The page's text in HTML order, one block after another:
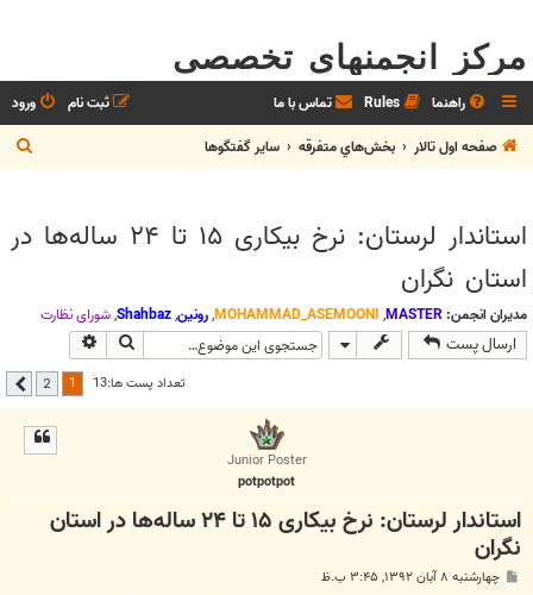
مرکز انجمنهای تخصصی
راهنما Rules تماس با ما ورود
ثبت نام
صفحه اول تالار
بخش‌‌هاي متفرقه ساير گفتگوها
ج
س
جاستاندار لرستان: نرخ بیکاری ۱۵ تا ۲۴ ساله‌ها در
استان نگران
مدیران انجمن: MASTER
,
MOHAMMAD_ASEMOONI
,رونین,
Shahbaz
,شوراي نظارت
ارسال پست جستجو
تعداد پست ها:13 2 بعدی
Junior Poster
potpotpot
استاندار لرستان: نرخ بیکاری ۱۵ تا ۲۴ ساله‌ها در استان
نگران
پ چهارشنبه ۸ آبان ۱۳۹۲, ۳:۴۵ ب.ظ